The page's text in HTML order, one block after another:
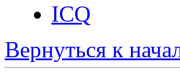
ICQ
Вернуться к